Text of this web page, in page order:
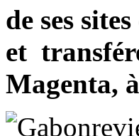
de ses
et
Magenta,